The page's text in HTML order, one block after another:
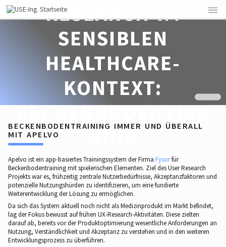
RESEARCH IM
SENSIBLEN
HEALTHCARE-
KONTEXT:
BECKENBODENTRAI
NING
BECKENBODENTRAINING IMMER UND ÜBERALL
MIT APELVO
Apelvo ist ein app-basiertes Trainingssystem der Firma Fysorfür
Beckenbodentraining mit spielerischen Elementen. Ziel des User Research
Projekts war es, frühzeitig zentrale Nutzerbedürfnisse, Akzeptanzfaktoren und
potenzielle Nutzungshürden zu identifizieren, um eine fundierte
Weiterentwicklung der Lösung zu ermöglichen.
Da sich das System aktuell noch nicht als Medizinprodukt im Markt befindet,
lag der Fokus bewusst auf frühen UX-Research-Aktivitäten. Diese zielten
darauf ab, bereits vor der Produktoptimierung wesentliche Anforderungen an
Nutzung, Verständlichkeit und Akzeptanz zu verstehen und in den weiteren
Entwicklungsprozess zu überführen.